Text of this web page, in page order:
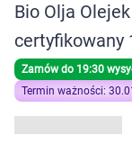
Zdrowie
Kobieta w ciąży
Dziecko
Bio Olja
certyfikowany
Zamów do 19:30
Termin ważności: